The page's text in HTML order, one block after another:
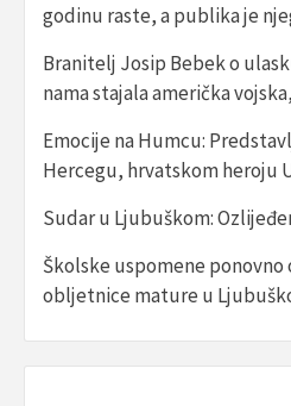
godinu raste, a publika je
Branitelj Josip Bebek o
nama stajala američka
Emocije na Humcu:
Hercegu, hrvatskom heroju
Sudar u Ljubuškom:
Školske uspomene ponovno
obljetnice mature u